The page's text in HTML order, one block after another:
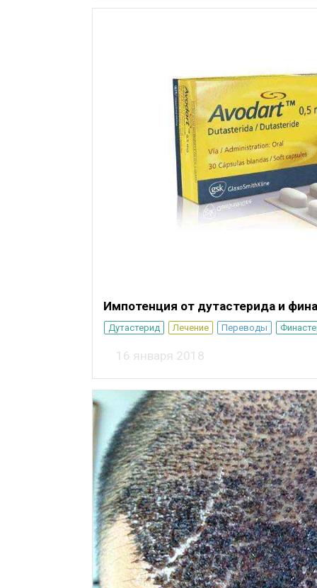
Импотенция от дутастерида и
Дутастерид Лечение Переводы
16 января 2018